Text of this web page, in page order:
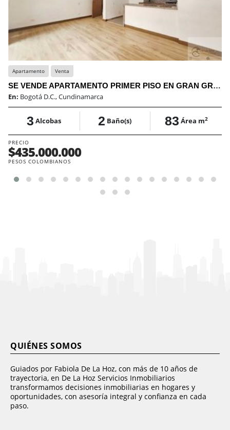
Apartamento Venta
SE VENDE APARTAMENTO PRIMER PISO EN GRAN GRANADA-ENGATIVA
En: Bogotá D.C., Cundinamarca
3 Alcobas 2 Baño(s) 83 Área m2
PRECIO
$435.000.000
PESOS COLOMBIANOS
QUIÉNES SOMOS
Guiados por Fabiola De La Hoz, con más de 10 años de
trayectoria, en De La Hoz Servicios Inmobiliarios
transformamos decisiones inmobiliarias en hogares y
oportunidades, con asesoría integral y confianza en cada
paso.